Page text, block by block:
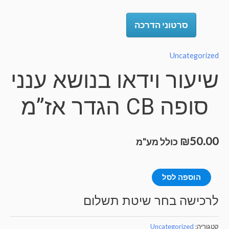
סרטוני הדרכה
וידאו בנושא ענני
סופה CB הגדר אז”מ
₪ כולל מע"מ
הוספה לסל
בחר שיטת תשלום
Uncategorized